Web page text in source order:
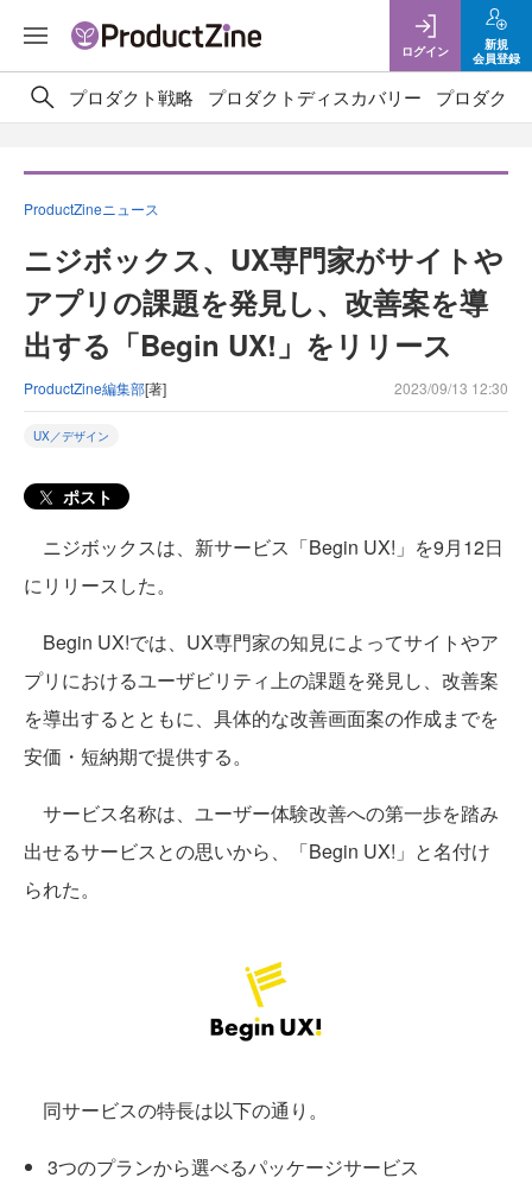
ログイン
新規
会員登録
プロダクト戦略 プロダクトディスカバリー プロダクト
ProductZineニュース
ニジボックス、UX専門家がサイトや
アプリの課題を発見し、改善案を導
出する「Begin UX!」をリリース
ProductZine編集部[著] 2023/09/13 12:30
UX／デザイン
ポスト
ニジボックスは、新サービス「Begin UX!」を9月12日
にリリースした。
Begin UX!では、UX専門家の知見によってサイトやア
プリにおけるユーザビリティ上の課題を発見し、改善案
を導出するとともに、具体的な改善画面案の作成までを
安価・短納期で提供する。
サービス名称は、ユーザー体験改善への第一歩を踏み
出せるサービスとの思いから、「Begin UX!」と名付け
られた。
同サービスの特長は以下の通り。
3つのプランから選べるパッケージサービス